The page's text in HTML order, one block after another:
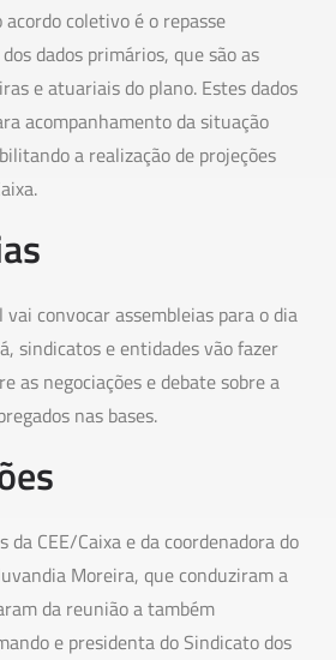
coletivo é o repasse
dados primários, que são as
e atuariais do plano. Estes dados
acompanhamento da situação
a realização de projeções
vai convocar assembleias para o dia
sindicatos e entidades vão fazer
as negociações e debate sobre a
nas bases.
CEE/Caixa e da coordenadora do
Moreira, que conduziram a
da reunião a também
e presidenta do Sindicato dos